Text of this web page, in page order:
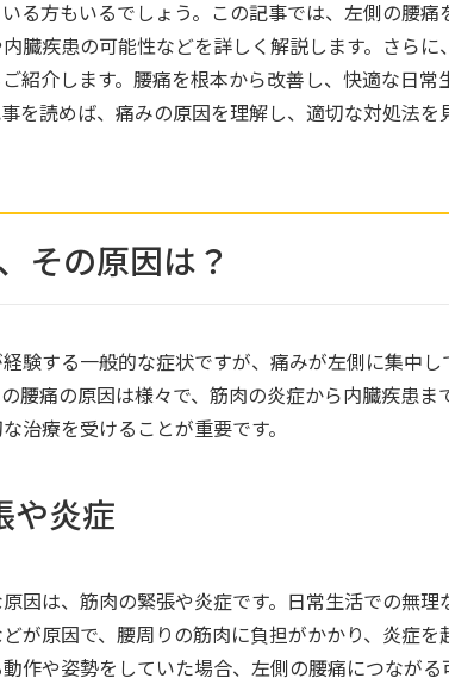
る方もいるでしょう。この記事では、左側の腰
臓疾患の可能性などを詳しく解説します。さら
紹介します。腰痛を根本から改善し、快適な日常
を読めば、痛みの原因を理解し、適切な対処法
その原因は？
験する一般的な症状ですが、痛みが左側に集中
腰痛の原因は様々で、筋肉の炎症から内臓疾患ま
治療を受けることが重要です。
や炎症
因は、筋肉の緊張や炎症です。日常生活での無理
が原因で、腰周りの筋肉に負担がかかり、炎症を
作や姿勢をしていた場合、左側の腰痛につながる